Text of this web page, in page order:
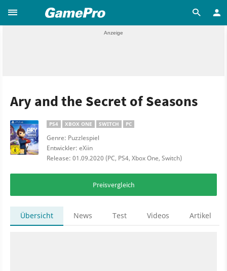
Ary and the Secret of Seasons
PS4 XBOX ONE SWITCH PC
Genre: Puzzlespiel
Entwickler: eXiin
Release: 01.09.2020 (PC, PS4, Xbox One, Switch)
Preisvergleich
Übersicht News Test Videos Artikel